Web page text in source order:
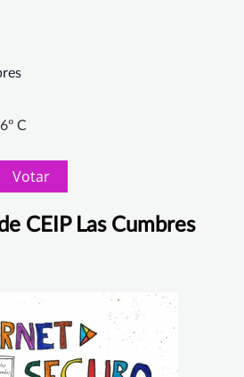
C
Votar
CEIP Las Cumbres